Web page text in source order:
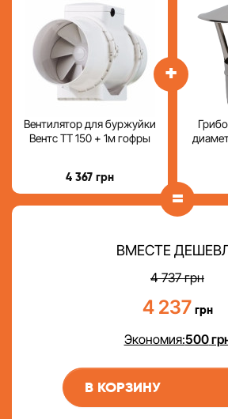
Вентилятор для буржуйки
Вентс ТТ 150 + 1м гофры
4 367 грн
+
=
ВМЕСТЕ
4 737грн
4 237 грн
Экономия:500
В КОРЗИНУ